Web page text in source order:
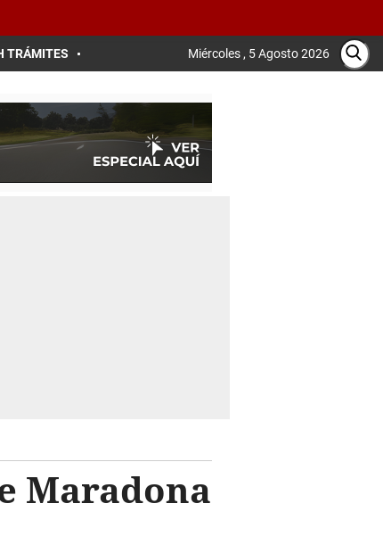
TRÁMITES Miércoles , 5 Agosto 2026
Maradona